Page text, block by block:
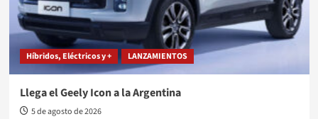
Híbridos, Eléctricos y + LANZAMIENTOS
Llega el Geely Icon a la Argentina
5 de agosto de 2026